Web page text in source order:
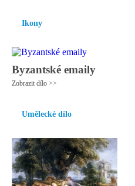
Ikony
Byzantské emaily
Zobrazit dílo >>
Umělecké dílo